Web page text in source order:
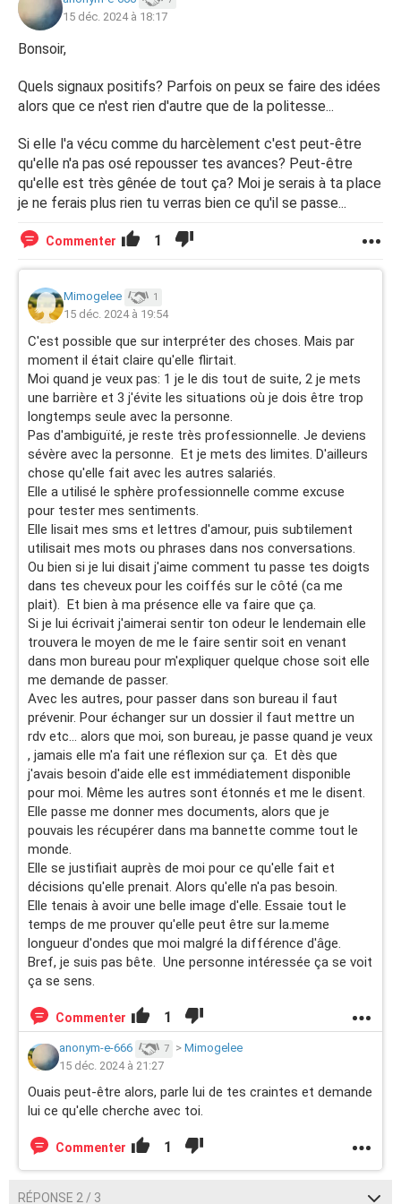
couler et jamais en parler. Elle n'a pas mis de barrière. Rien
Au contraire elle vient dans mon bureau, se rapproche de
moi. Me parle au téléphone avec une voix sensuelle. A
commencé à mieux s'habiller se maquiller etc et fait tout
pour que je la vois belle etc... ma parler de sa vie privée,
de ses enfants. Elle a posé des questions sur ma vie, mes
enfants bref nous avons beaucoup échangés. Elle a
compris que j'étais seule etc.
Puis 10 mois plus tard, après plusieurs sms et lettre
d'amour envoyé chez elle plus cadeaux etc...
elle me dit cette semaine que ce pas réciproque et qu'il
faut que j'arrête. Je suis dévaster car entre temps mes
sentiments pour elle se sont ancrés.
Le pire ce qu'elle me dit qu'elle l'a vécu comme du
harcèlement.
Je suis dévastée. Aidez moi.
Dites moi svp que dois-je faire.
Dois-je démissionner ?
Dois-je remettre le sujet sur la table pour s'expliquer ?
Car quand elle m'a dit ça j'étais tellement sous le choc
que je ne lui ai rien dit. J'étais juste sortie de son bureau
en pleure.
On se reverra demain et je suis inquiète de ce qui pourrai
arriver.
Je me demande si elle me balance au rh pour harcèlement
etc..
Je ne veux pas perdre mon emploi.
Merci pour vos réponses.
15 déc. 2024 à 18:17
Bonsoir,
Quels signaux positifs? Parfois on peux se faire des idées
alors que ce n'est rien d'autre que de la politesse...
Si elle l'a vécu comme du harcèlement c'est peut-être
qu'elle n'a pas osé repousser tes avances? Peut-être
qu'elle est très gênée de tout ça? Moi je serais à ta place
je ne ferais plus rien tu verras bien ce qu'il se passe...
Commenter 1
Mimogelee 1
15 déc. 2024 à 19:54
C'est possible que sur interpréter des choses. Mais par
moment il était claire qu'elle flirtait.
Moi quand je veux pas: 1 je le dis tout de suite, 2 je mets
une barrière et 3 j'évite les situations où je dois être trop
longtemps seule avec la personne.
Pas d'ambiguïté, je reste très professionnelle. Je deviens
sévère avec la personne. Et je mets des limites. D'ailleurs
chose qu'elle fait avec les autres salariés.
Elle a utilisé le sphère professionnelle comme excuse
pour tester mes sentiments.
Elle lisait mes sms et lettres d'amour, puis subtilement
utilisait mes mots ou phrases dans nos conversations.
Ou bien si je lui disait j'aime comment tu passe tes doigts
dans tes cheveux pour les coiffés sur le côté (ca me
plait). Et bien à ma présence elle va faire que ça.
Si je lui écrivait j'aimerai sentir ton odeur le lendemain elle
trouvera le moyen de me le faire sentir soit en venant
dans mon bureau pour m'expliquer quelque chose soit elle
me demande de passer.
Avec les autres, pour passer dans son bureau il faut
prévenir. Pour échanger sur un dossier il faut mettre un
rdv etc... alors que moi, son bureau, je passe quand je veux
, jamais elle m'a fait une réflexion sur ça. Et dès que
j'avais besoin d'aide elle est immédiatement disponible
pour moi. Même les autres sont étonnés et me le disent.
Elle passe me donner mes documents, alors que je
pouvais les récupérer dans ma bannette comme tout le
monde.
Elle se justifiait auprès de moi pour ce qu'elle fait et
décisions qu'elle prenait. Alors qu'elle n'a pas besoin.
Elle tenais à avoir une belle image d'elle. Essaie tout le
temps de me prouver qu'elle peut être sur la.meme
longueur d'ondes que moi malgré la différence d'âge.
Bref, je suis pas bête. Une personne intéressée ça se voit
ça se sens.
Commenter 1
anonym-e-666 7 > Mimogelee
15 déc. 2024 à 21:27
Ouais peut-être alors, parle lui de tes craintes et demande
lui ce qu'elle cherche avec toi.
Commenter 1
RÉPONSE 2 / 3